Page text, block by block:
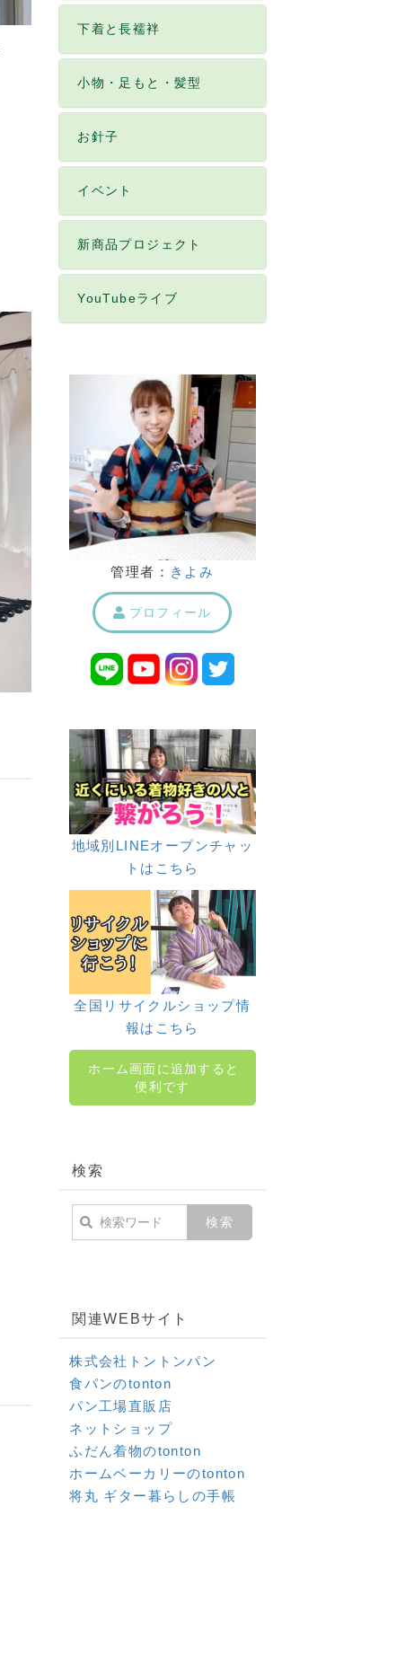
下着と長襦袢
小物・足もと・髪型
お針子
イベント
新商品プロジェクト
YouTubeライブ
管理者： きよみ
プロフィール
地域別LINEオープンチャッ
トはこちら
全国リサイクルショップ情
報はこちら
ホーム画面に追加すると
便利です
検索
関連WEBサイト
株式会社トントンパン
食パンのtonton
パン工場直販店
ネットショップ
ふだん着物のtonton
ホームベーカリーのtonton
将丸 ギター暮らしの手帳